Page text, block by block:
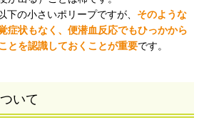
下の小さいポリープですが、 そのような
症状もなく、便潜血反応でもひっかから
とを認識しておくことが重要です。
いて